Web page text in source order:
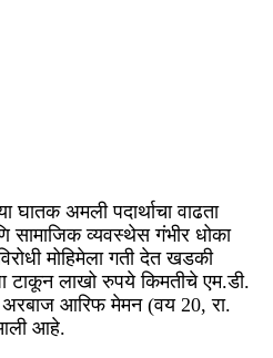
घातक अमली पदार्थाचा वाढता
सामाजिक व्यवस्थेस गंभीर धोका
मोहिमेला गती देत खडकी
टाकून लाखो रुपये किमतीचे एम.डी.
आरिफ मेमन (वय 20, रा.
आहे.